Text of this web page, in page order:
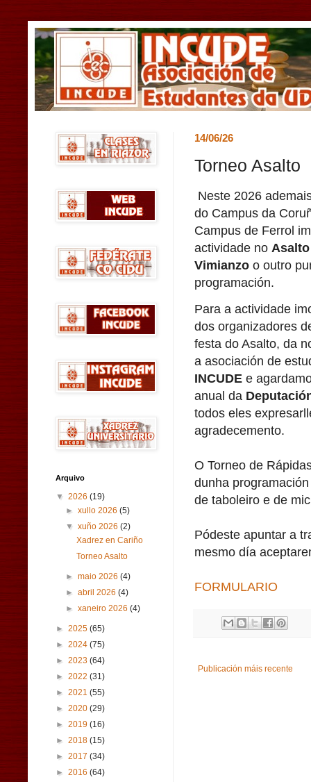
14/06/26
Torneo Asalto
Neste 2026
do Campus da
Campus de Ferrol
actividade no
Vimianzo o outro
programación.
Para a actividade
dos organizadores
festa do Asalto, da
a asociación de
INCUDE e
anual da
todos eles
agradecemento.
O Torneo de
dunha
de taboleiro e de
Pódeste apuntar a
mesmo día
FORMULARIO
Publicación máis recente
Arquivo
▼ 2026 (19)
►xullo 2026(5)
▼xuño 2026(2)
Xadrez en Cariño
Torneo Asalto
►maio 2026(4)
►abril 2026(4)
►xaneiro 2026(4)
► 2025 (65)
► 2024 (75)
► 2023 (64)
► 2022 (31)
► 2021 (55)
► 2020 (29)
► 2019 (16)
► 2018 (15)
► 2017 (34)
► 2016 (64)